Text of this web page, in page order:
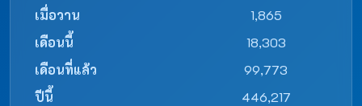
เมื่อวาน
1,865
เดือนนี้
18,303
เดือนที่แล้ว
99,773
ปีนี้
446,217